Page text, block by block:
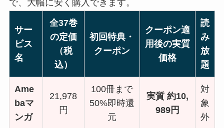
で、大幅に安く購入できます。
サー
ビス
名
全37巻
の定価
（税
込）
初回特典・
クーポン
クーポン適
用後の実質
価格
読
み
放
題
Ame
baマ
ンガ
21,978
円
100冊まで
50%即時還
元
実質 約10,
989円
対
象
外